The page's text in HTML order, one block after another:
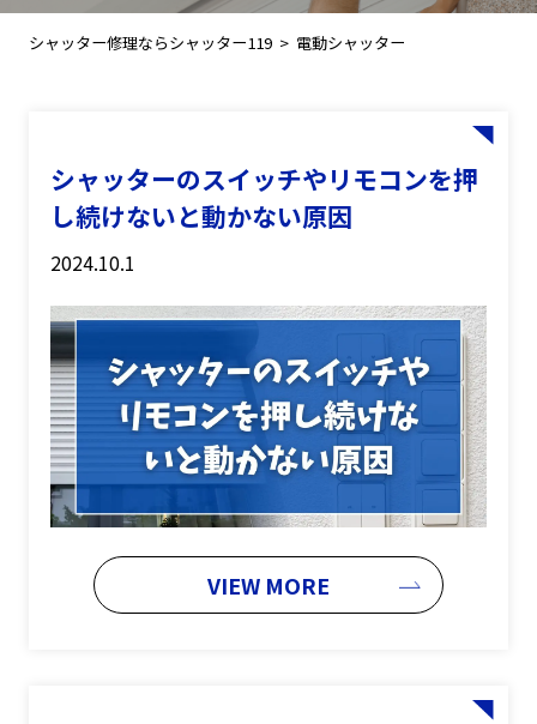
シャッター修理ならシャッター119 電動シャッター
シャッターのスイッチやリモコンを押
し続けないと動かない原因
2024.10.1
VIEW MORE